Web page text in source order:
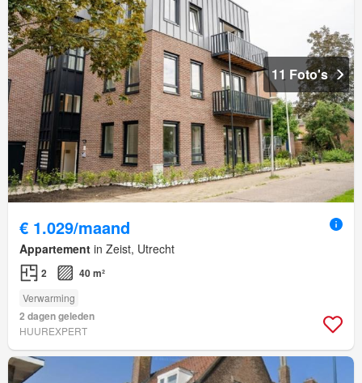
11 Foto's
€ 1.029/maand
Appartement in Zeist, Utrecht
2 40 m²
Verwarming
2 dagen geleden
HUUREXPERT